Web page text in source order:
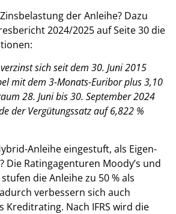
der Anleihe? Dazu
2024/2025 auf Seite 30 die
sich seit dem 30. Juni 2015
mit dem 3-Monats-Euribor plus 3,10
28. Juni bis 30. September 2024
der Vergütungssatz auf 6,822 %
Anleihe eingestuft, als Eigen-
Die Ratingagenturen Moody’s und
die Anleihe zu 50 % als
verbessern sich auch
Kreditrating. Nach IFRS wird die